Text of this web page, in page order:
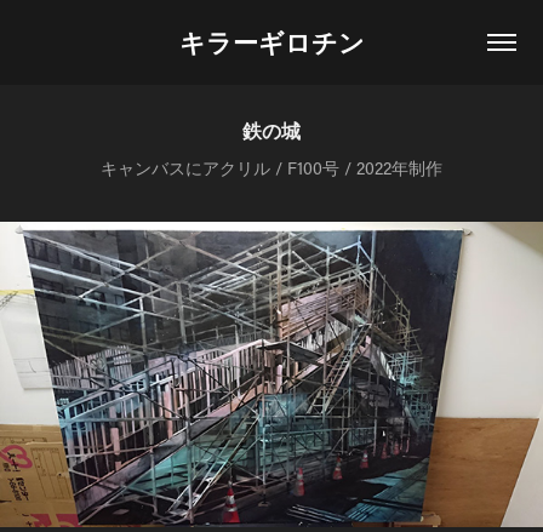
キラーギロチン
鉄の城
キャンバスにアクリル / F100号 / 2022年制作